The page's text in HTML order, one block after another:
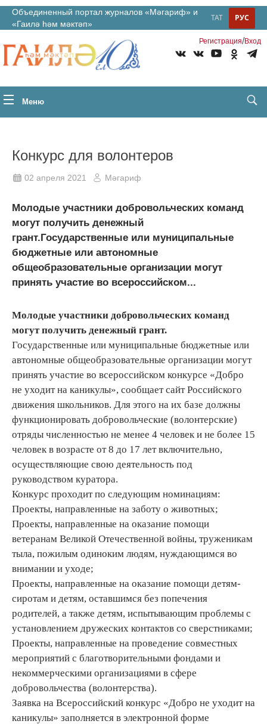
Объединенный портал журналов «Мәгариф» и
«Гаилә һәм мәктәп»
РУС
ТАТ
Регистрация/Вход
Меню
Конкурс для волонтеров
02 апреля 2021 Мәгариф
Молодые участники добровольческих команд
могут получить денежный
грант.Государственные или муниципальные
бюджетные или автономные
общеобразовательные организации могут
принять участие во всероссийском...
Молодые участники добровольческих команд
могут получить денежный грант.
Государственные или муниципальные бюджетные или
автономные общеобразовательные организации могут
принять участие во всероссийском конкурсе «Добро
не уходит на каникулы», сообщает сайт Российского
движения школьников. Для этого на их базе должны
функционировать добровольческие (волонтерские)
отряды численностью не менее 4 человек и не более 15
человек в возрасте от 8 до 17 лет включительно,
осуществляющие свою деятельность под
руководством куратора.
Конкурс проходит по следующим номинациям:
Проекты, направленные на заботу о животных;
Проекты, направленные на оказание помощи
ветеранам Великой Отечественной войны, труженикам
тыла, пожилым одиноким людям, нуждающимся во
внимании и уходе;
Проекты, направленные на оказание помощи детям-
сиротам и детям, оставшимся без попечения
родителей, а также детям, испытывающим проблемы с
установлением дружеских контактов со сверстниками;
Проекты, направленные на проведение совместных
мероприятий с благотворительными фондами и
некоммерческими организациями в сфере
добровольчества (волонтерства).
Заявка на Всероссийский конкурс «Добро не уходит на
каникулы» заполняется в электронной форме